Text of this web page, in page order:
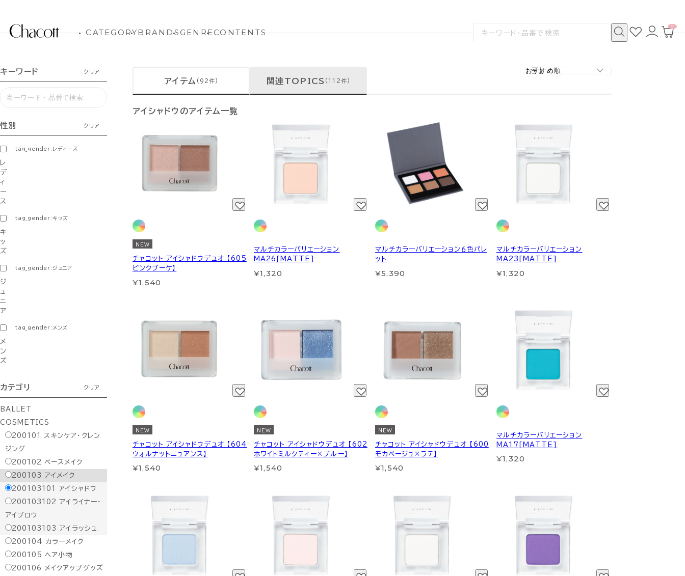
CATEGORYBRANDSGENRECONTENTS
検
お
気
ロ
グ
カ
0
キーワード クリア
性別 クリア
tag_gender:レディース
レ
デ
ィ
ー
ス
tag_gender:キッズ
キ
ッ
ズ
tag_gender:ジュニア
ジ
ュ
ニ
ア
tag_gender:メンズ
メ
ン
ズ
カテゴリ クリア
BALLET
COSMETICS
200101
スキンケア・クレン
ジング
200102 ベースメイク
200103 アイメイク
200103101
アイシャドウ
200103102 アイライナー・
アイブロウ
200103103 アイラッシュ
200104
カラーメイク
200105 ヘア小物
200106
メイクアップグッズ
アイテム (92件) 関連TOPICS (112件)
アイシャドウのアイテム一覧
NEW
チャコット アイシャドウデュオ 【605
ピンクブーケ】
¥1,540
マルチカラーバリエーション
MA26[MATTE]
¥1,320
マルチカラーバリエーション６色パレ
ット
¥5,390
マルチカラーバリエーション
MA23[MATTE]
¥1,320
NEW
チャコット アイシャドウデュオ 【604
ウォルナットニュアンス】
¥1,540
NEW
チャコット アイシャドウデュオ 【602
ホワイトミルクティー×ブルー】
¥1,540
NEW
チャコット アイシャドウデュオ 【600
モカベージュ×ラテ】
¥1,540
マルチカラーバリエーション
MA17[MATTE]
¥1,320